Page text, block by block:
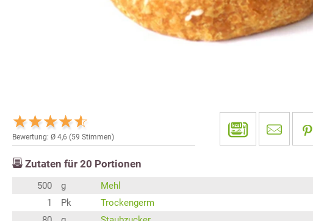
Bewertung: Ø 4,6 (59 Stimmen)
Zutaten für 20 Portionen
500 g
Mehl
1
Pk
Trockengerm